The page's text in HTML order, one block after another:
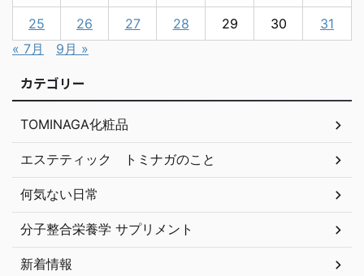
25 26 27 28 29 30
31
« 7月
9月 »
カテゴリー
TOMINAGA化粧品
エステティック トミナガのこと
何気ない日常
分子整合栄養学 サプリメント
新着情報